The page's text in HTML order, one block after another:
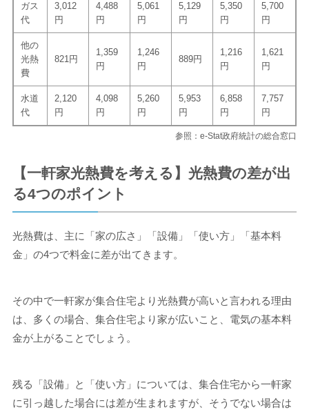
ガス
代
3,012
円
4,488
円
5,061
円
5,129
円
5,350
円
5,700
円
他の
光熱
費
821円
1,359
円
1,246
円
889円
1,216
円
1,621
円
水道
代
2,120
円
4,098
円
5,260
円
5,953
円
6,858
円
7,757
円
参照：e-Stat政府統計の総合窓口
【一軒家光熱費を考える】光熱費の差が出
る4つのポイント
光熱費は、主に「家の広さ」「設備」「使い方」「基本料
金」の4つで料金に差が出てきます。
その中で一軒家が集合住宅より光熱費が高いと言われる理由
は、多くの場合、集合住宅より家が広いこと、電気の基本料
金が上がることでしょう。
残る「設備」と「使い方」については、集合住宅から一軒家
に引っ越した場合には差が生まれますが、そうでない場合は